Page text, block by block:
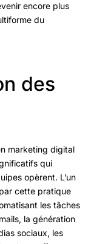
encore plus
du
des
marketing digital
qui
opèrent. L’un
cette pratique
les tâches
la génération
sociaux, les